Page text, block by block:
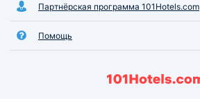
Партнёрская программа 101Hotels.com
Помощь